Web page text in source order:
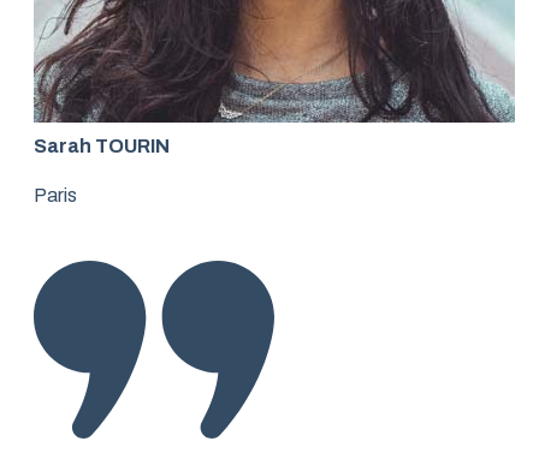
Sarah TOURIN
Paris